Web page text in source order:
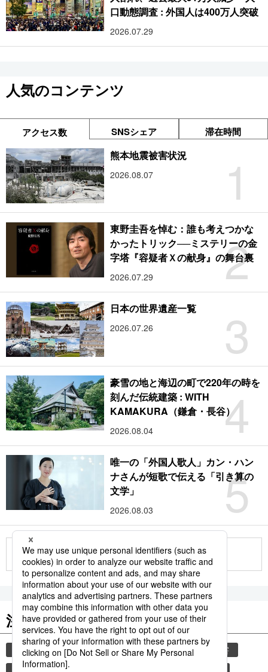
口動態調査 : 外国人は400万人突破
2026.07.29
人気のコンテンツ
アクセス数 SNSシェア 滞在時間
1
熊本地震被害状況
2026.08.07
2
東野圭吾を悼む：誰も考えつかな
かったトリック──ミステリーの金
字塔『容疑者Ｘの献身』の舞台裏
2026.07.29
3
日本の世界遺産一覧
2026.07.26
4
豪雪の地と海辺の町で220年の時を
刻んだ伝統建築 : WITH
KAMAKURA（鎌倉・長谷）
2026.08.04
5
唯一の「外国人歌人」カン・ハン
ナさんが短歌で伝える「引き算の
文学」
2026.08.03
もっと見る
注目のキーワード
共同通信ニュース 気象・災害 観光
災害